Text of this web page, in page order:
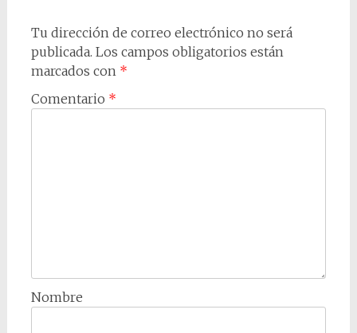
Tu dirección de correo electrónico no será
publicada. Los campos obligatorios están
marcados con *
Comentario *
Nombre